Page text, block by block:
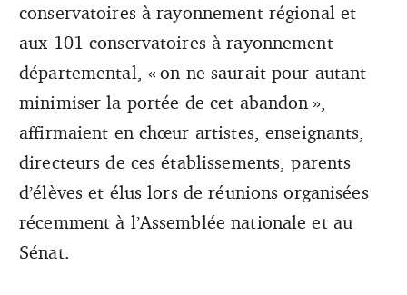
conservatoires à rayonnement régional et
aux 101 conservatoires à rayonnement
départemental, « on ne saurait pour autant
minimiser la portée de cet abandon »,
affirmaient en chœur artistes, enseignants,
directeurs de ces établissements, parents
d’élèves et élus lors de réunions organisées
récemment à l’Assemblée nationale et au
Sénat.